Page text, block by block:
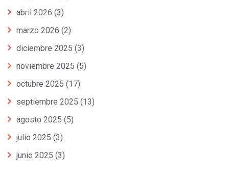
abril 2026 (3)
marzo 2026 (2)
diciembre 2025 (3)
noviembre 2025 (5)
octubre 2025 (17)
septiembre 2025 (13)
agosto 2025 (5)
julio 2025 (3)
junio 2025 (3)